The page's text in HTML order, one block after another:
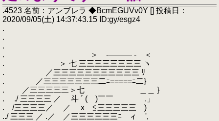
.4523 名前：アンブレラ ◆BcmEGUVv0Y [] 投稿日：
2020/09/05(土) 14:37:43.15 ID:gy/esgz4
.
.
.
. ＞ -――― - ＜
. ＞ 七 三三三三三三三三 ヽ
. ／三三三三三三三三三三三 ﾘ
. ／三三三三三三三二ﾆ=====ﾆ二}
. ／三三三三三＞七 ＿＿ }
. ./ 三三三三 ／ 斗 ´ ( )￣￣ .」
. /三三三三／ ／ x ≦三三三三三 )
../ 三三三 ／ .／ ／三三三三三三ﾆ ィ ',